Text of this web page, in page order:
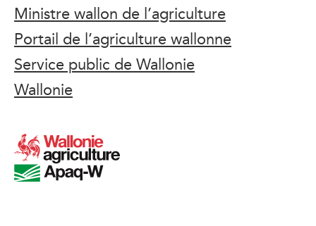
Ministre wallon de l’agriculture
Portail de l’agriculture wallonne
Service public de Wallonie
Wallonie